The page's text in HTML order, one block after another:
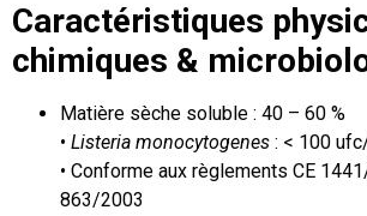
Caractéristiques
chimiques &
Matière sèche soluble : 40 – 60 %
• Listeria monocytogenes : < 100
• Conforme aux règlements CE
863/2003